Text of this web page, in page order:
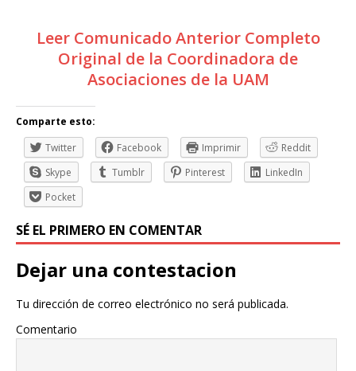
Leer Comunicado Anterior Completo
Original de la Coordinadora de
Asociaciones de la UAM
Comparte esto:
Twitter
Facebook Imprimir
Reddit
Skype
Tumblr Pinterest
LinkedIn
Pocket
SÉ EL PRIMERO EN COMENTAR
Dejar una contestacion
Tu dirección de correo electrónico no será publicada.
Comentario